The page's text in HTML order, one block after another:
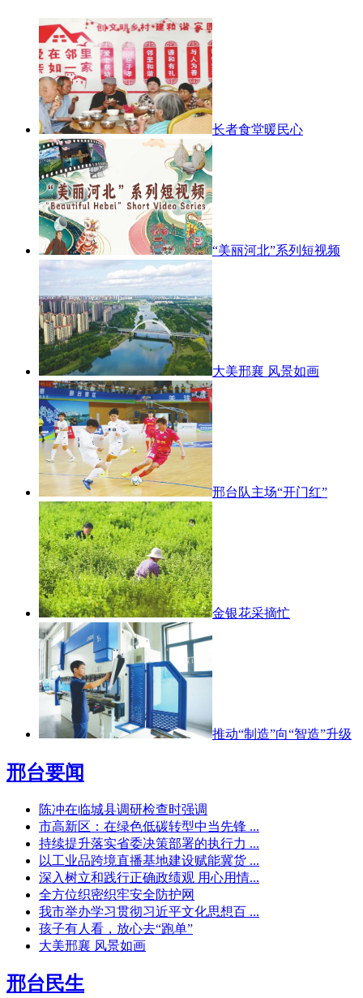
长者食堂暖民心
“美丽河北”系列短视频
大美邢襄 风景如画
邢台队主场“开门红”
金银花采摘忙
推动“制造”向“智造”升级
邢台要闻
陈冲在临城县调研检查时强调
市高新区：在绿色低碳转型中当先锋 ...
持续提升落实省委决策部署的执行力 ...
以工业品跨境直播基地建设赋能冀货 ...
深入树立和践行正确政绩观 用心用情...
全方位织密织牢安全防护网
我市举办学习贯彻习近平文化思想百 ...
孩子有人看，放心去“跑单”
大美邢襄 风景如画
邢台民生